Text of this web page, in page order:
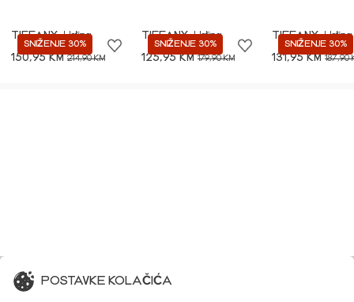
SNIŽENJE 30%
TIFFANY Haljina
150,95 KM214,90 KM
SNIŽENJE 30%
TIFFANY Haljina
125,95 KM179,90 KM
SNIŽENJE 30%
TIFFANY Haljina
131,95 KM187,90
POSTAVKE KOLAČIĆA